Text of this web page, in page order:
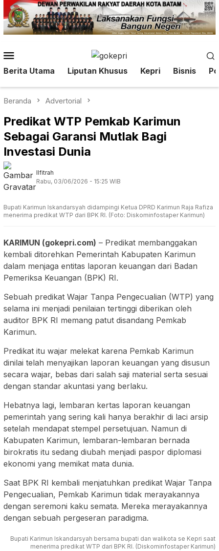
Loncat
ke
konten
Mobile
Berita Utama Liputan Khusus Kepri Bisnis
Beranda Advertorial
Predikat WTP Pemkab Karimun
Sebagai Garansi Mutlak Bagi
Investasi Dunia
Ilfitrah
Rabu, 03/06/2026 - 15:25 WIB
Bupati Karimun Iskandarsyah didampingi Ketua DPRD Karimun Raja Rafiza
menerima predikat WTP dari BPK RI. (Foto: Diskominfostaper Karimun)
KARIMUN (gokepri.com) – Predikat membanggakan
kembali ditorehkan Pemerintah Kabupaten Karimun
dalam menjaga entitas laporan keuangan dari Badan
Pemeriksa Keuangan (BPK) RI.
Sebuah predikat Wajar Tanpa Pengecualian (WTP) yang
selama ini menjadi penilaian tertinggi diberikan oleh
auditor BPK RI memang patut disandang Pemkab
Karimun.
Predikat itu wajar melekat karena Pemkab Karimun
dinilai telah menyajikan laporan keuangan yang disusun
secara wajar, bebas dari salah saji material serta sesuai
dengan standar akuntasi yang berlaku.
Hebatnya lagi, lembaran kertas laporan keuangan
pemerintah yang sering kali hanya berakhir di laci arsip
setelah mendapat stempel persetujuan. Namun di
Kabupaten Karimun, lembaran-lembaran bernada
birokratis itu sedang diubah menjadi paspor diplomasi
ekonomi yang memikat mata dunia.
Saat BPK RI kembali menjatuhkan predikat Wajar Tanpa
Pengecualian, Pemkab Karimun tidak merayakannya
dengan seremoni kaku semata. Mereka merayakannya
dengan sebuah pergeseran paradigma.
Bupati Karimun Iskandarsyah bersama bupati dan walikota se Kepri saat
menerima predikat WTP dari BPK RI. (Diskominfostaper Karimun)